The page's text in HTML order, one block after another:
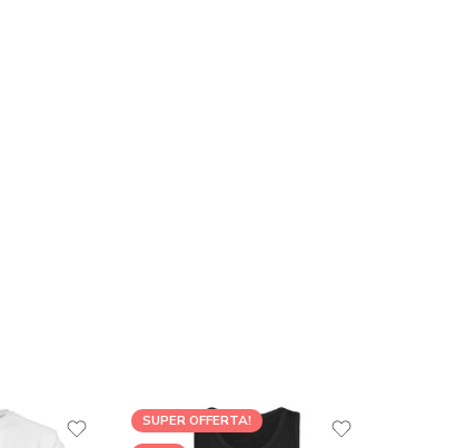
SUPER OFFERTA!